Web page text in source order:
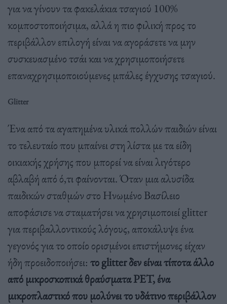
για να γίνουν τα φακελάκια τσαγιού 100%
κομποστοποιήσιμα, αλλά η πιο φιλική προς το
περιβάλλον επιλογή είναι να αγοράσετε να μην
συσκευασμένο τσάι και να χρησιμοποιήσετε
επαναχρησιμοποιούμενες μπάλες έγχυσης τσαγιού.
Glitter
Ένα από τα αγαπημένα υλικά πολλών παιδιών είναι
το τελευταίο που μπαίνει στη λίστα με τα είδη
οικιακής χρήσης που μπορεί να είναι λιγότερο
αβλαβή από ό,τι φαίνονται. Όταν μια αλυσίδα
παιδικών σταθμών στο Ηνωμένο Βασίλειο
αποφάσισε να σταματήσει να χρησιμοποιεί glitter
για περιβαλλοντικούς λόγους, αποκάλυψε ένα
γεγονός για το οποίο ορισμένοι επιστήμονες είχαν
ήδη προειδοποιήσει: το glitter δεν είναι τίποτα άλλο
από μικροσκοπικά θραύσματα PET, ένα
μικροπλαστικό που μολύνει το υδάτινο περιβάλλον